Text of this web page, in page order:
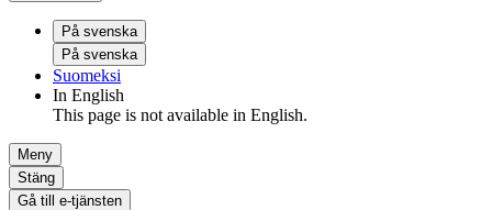
På svenska
På svenska
Suomeksi
In English
This page is not available in English.
Meny
Stäng
Gå till e-tjänsten